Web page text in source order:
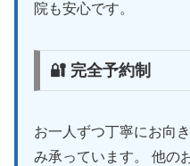
院も安心です。
🔐 完全予約制
お一人ずつ丁寧にお向
み承っています。 他の